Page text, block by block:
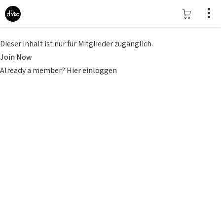
Dieser Inhalt ist nur für Mitglieder zugänglich.
Join Now
Already a member? Hier einloggen